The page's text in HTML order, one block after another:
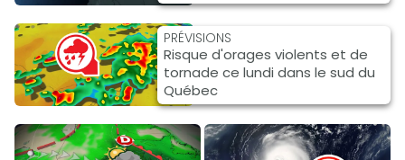
PRÉVISIONS
Risque d'orages violents et de
tornade ce lundi dans le sud du
Québec